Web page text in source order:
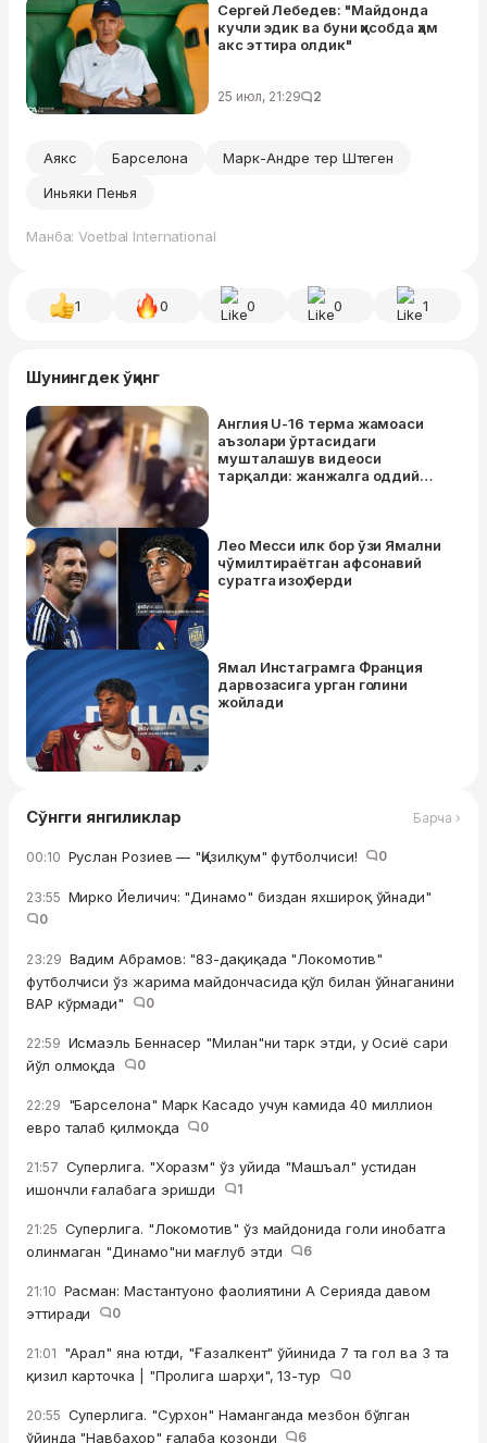
Сергей Лебедев: "Майдонда
кучли эдик ва буни ҳисобда ҳам
акс эттира олдик"
25 июл, 21:29 2
Аякс Барселона
Марк-Андре тер Штеген
Иньяки Пенья
Манба: Voetbal International
1 0 0 0 1
Шунингдек ўқинг
Англия U-16 терма жамоаси
аъзолари ўртасидаги
мушталашув видеоси
тарқалди: жанжалга оддий
Лео Месси илк бор ўзи Ямални
чўмилтираётган афсонавий
суратга изоҳ берди
Ямал Инстаграмга Франция
дарвозасига урган голини
жойлади
Сўнгги янгиликлар Барча ›
00:10 Руслан Розиев — "Қизилқум" футболчиси! 0
23:55 Мирко Йеличич: "Динамо" биздан яхшироқ ўйнади"
0
23:29 Вадим Абрамов: "83-дақиқада "Локомотив"
футболчиси ўз жарима майдончасида қўл билан ўйнаганини
ВАР кўрмади"
0
22:59 Исмаэль Беннасер "Милан"ни тарк этди, у Осиё сари
йўл олмоқда
0
22:29 "Барселона" Марк Касадо учун камида 40 миллион
евро талаб қилмоқда
0
21:57 Суперлига. "Хоразм" ўз уйида "Машъал" устидан
ишончли ғалабага эришди
1
21:25 Суперлига. "Локомотив" ўз майдонида голи инобатга
олинмаган "Динамо"ни мағлуб этди
6
21:10 Расман: Мастантуоно фаолиятини А Серияда давом
эттиради
0
21:01 "Арал" яна ютди, "Ғазалкент" ўйинида 7 та гол ва 3 та
қизил карточка | "Пролига шарҳи", 13-тур
0
20:55 Суперлига. "Сурхон" Наманганда мезбон бўлган
ўйинда "Навбаҳор" ғалаба қозонди
6